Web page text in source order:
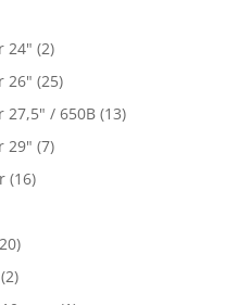
24" (2)
26" (25)
27,5" / 650B (13)
29" (7)
(16)
(2)